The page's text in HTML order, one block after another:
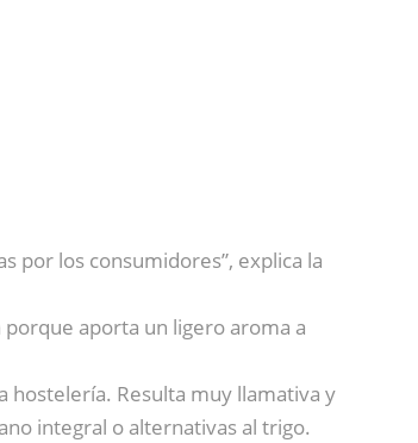
por los consumidores”, explica la
aporta un ligero aroma a
hostelería. Resulta muy llamativa y
integral o alternativas al trigo.